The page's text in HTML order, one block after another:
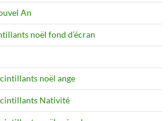
An
noël fond d’écran
noël ange
Nativité